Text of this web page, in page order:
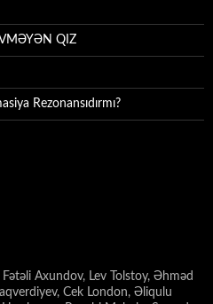
QIZ
Rezonansıdırmı?
Axundov, Lev Tolstoy, Əhməd
Cek London, Əliqulu